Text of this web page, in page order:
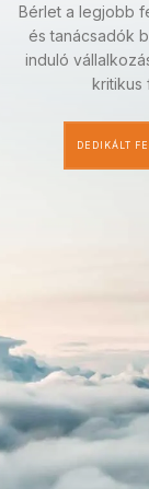
Bérlet a legjobb
és tanácsadók
induló
kritikus
DEDIKÁLT